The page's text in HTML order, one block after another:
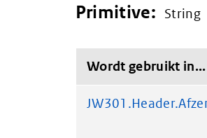
Primitive: String
Wordt gebruikt in...